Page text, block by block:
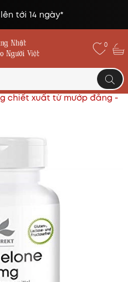
tới 14 ngày*
0
năng
Viên uống giảm
chiết xuất từ mướp đắng -